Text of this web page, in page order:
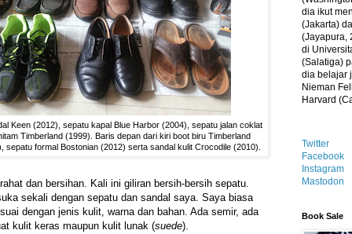
Keen (2012), sepatu kapal Blue Harbor (2004), sepatu jalan coklat
Timberland (1999). Baris depan dari kiri boot biru Timberland
sepatu formal Bostonian (2012) serta sandal kulit Crocodile (2010).
dan bersihan. Kali ini giliran bersih-bersih sepatu.
sekali dengan sepatu dan sandal saya. Saya biasa
dengan jenis kulit, warna dan bahan. Ada semir, ada
kulit keras maupun kulit lunak (suede).
dia ikut
(Jakarta)
(Jayapura,
di
(Salatiga)
dia belajar
Nieman
Harvard
Twitter
Facebook
Instagram
Mastodon
Book Sale